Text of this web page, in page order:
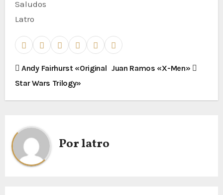
Saludos
Latro
N
a
e
g
a
Andy Fairhurst «Original
Star Wars Trilogy»
Juan Ramos «X-Men»
Porlatro